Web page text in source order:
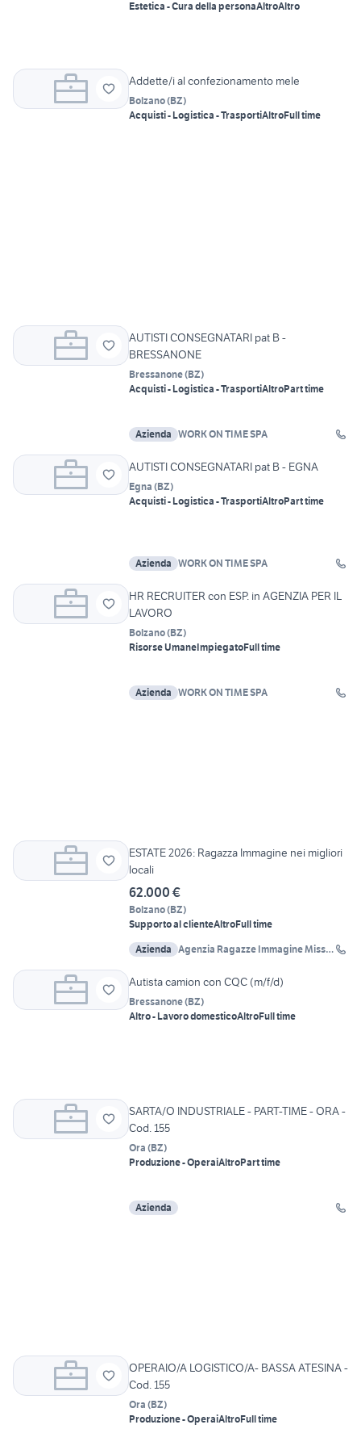
Estetica - Cura della personaAltroAltro
Addette/i al confezionamento mele
Bolzano(BZ)
Acquisti - Logistica - TrasportiAltroFull time
AUTISTI CONSEGNATARI pat B -
BRESSANONE
Bressanone(BZ)
Acquisti - Logistica - TrasportiAltroPart time
Azienda WORK ON TIME SPA
AUTISTI CONSEGNATARI pat B - EGNA
Egna (BZ)
Acquisti - Logistica - TrasportiAltroPart time
Azienda WORK ON TIME SPA
HR RECRUITER con ESP. in AGENZIA PER IL
LAVORO
Bolzano(BZ)
Risorse UmaneImpiegatoFull time
Azienda WORK ON TIME SPA
ESTATE 2026: Ragazza Immagine nei migliori
locali
62.000 €
Bolzano(BZ)
Supporto al clienteAltroFull time
Azienda Agenzia Ragazze Immagine Miss
Autista camion con CQC (m/f/d)
Bressanone(BZ)
Altro - Lavoro domesticoAltroFull time
SARTA/O INDUSTRIALE - PART-TIME - ORA -
Cod. 155
Ora (BZ)
Produzione - OperaiAltroPart time
Azienda
OPERAIO/A LOGISTICO/A- BASSA ATESINA -
Cod. 155
Ora (BZ)
Produzione - OperaiAltroFull time